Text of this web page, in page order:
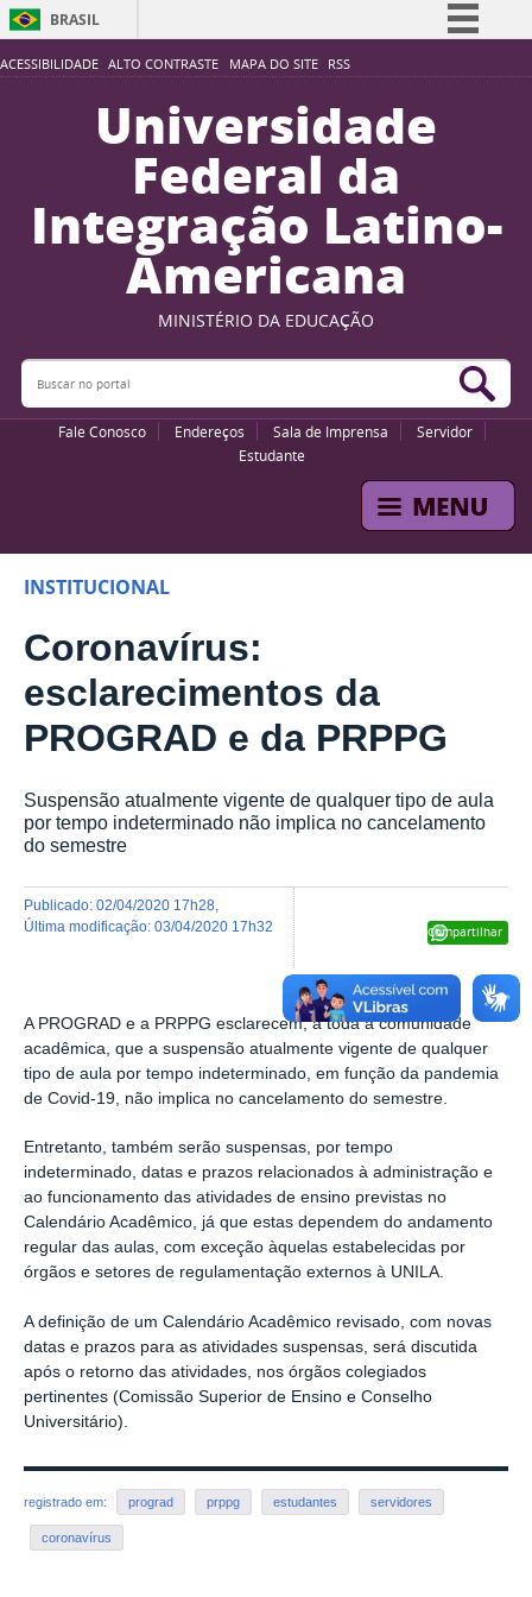
ACESSIBILIDADE ALTO CONTRASTE MAPA DO SITE RSS
BRASIL
Simplifique!
Participe
Acesso à informação
Legislação
Canais
Universidade
Federal da
Integração Latino-
Americana
MINISTÉRIO DA EDUCAÇÃO
Buscar no portal
Fale Conosco Endereços Sala de Imprensa
Servidor
Estudante
INSTITUCIONAL
Coronavírus:
esclarecimentos da
PROGRAD e da PRPPG
Suspensão atualmente vigente de qualquer tipo de aula
por tempo indeterminado não implica no cancelamento
do semestre
Compartilhar
publicado: 02/04/2020 17h28
última modificação: 03/04/2020 17h32
A PROGRAD e a PRPPG esclarecem, a toda a comunidade
acadêmica, que a suspensão atualmente vigente de qualquer
tipo de aula por tempo indeterminado, em função da pandemia
de Covid-19, não implica no cancelamento do semestre.
Entretanto, também serão suspensas, por tempo
indeterminado, datas e prazos relacionados à administração e
ao funcionamento das atividades de ensino previstas no
Calendário Acadêmico, já que estas dependem do andamento
regular das aulas, com exceção àquelas estabelecidas por
órgãos e setores de regulamentação externos à UNILA.
A definição de um Calendário Acadêmico revisado, com novas
datas e prazos para as atividades suspensas, será discutida
após o retorno das atividades, nos órgãos colegiados
pertinentes (Comissão Superior de Ensino e Conselho
Universitário).
registrado em: prograd prppg estudantes servidores
coronavírus